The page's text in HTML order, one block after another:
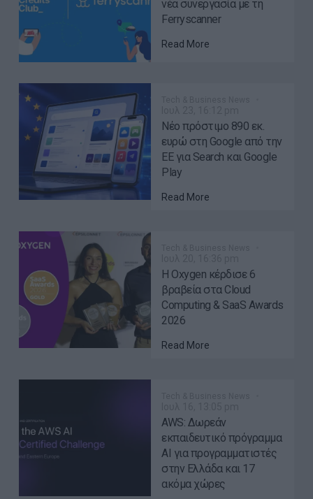
νέα συνεργασία με τη
Ferryscanner
Read More
Νέο πρόστιμο 890 εκ.
ευρώ στη Google από την
ΕΕ για Search και Google
Play
Read More
Η Oxygen κέρδισε 6
βραβεία στα Cloud
Computing & SaaS Awards
2026
Read More
AWS: Δωρεάν
εκπαιδευτικό πρόγραμμα
AI για προγραμματιστές
στην Ελλάδα και 17
ακόμα χώρες